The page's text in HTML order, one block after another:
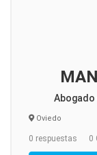
Abogado
Oviedo
0 respuestas 0